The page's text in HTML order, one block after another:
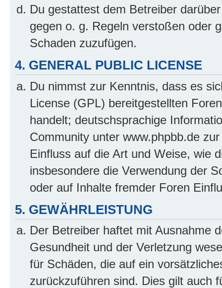
Du gestattest dem Betreiber
gegen o. g. Regeln verstoßen oder
Schaden zuzufügen.
4. GENERAL PUBLIC LICENSE
Du nimmst zur Kenntnis, dass es
License (GPL) bereitgestellten
handelt; deutschsprachige
Community unter www.phpbb.de
Einfluss auf die Art und Weise, wie
insbesondere die Verwendung der
oder auf Inhalte fremder Foren
5. GEWÄHRLEISTUNG
Der Betreiber haftet mit Ausnahme
Gesundheit und der Verletzung
für Schäden, die auf ein
zurückzuführen sind. Dies gilt auch